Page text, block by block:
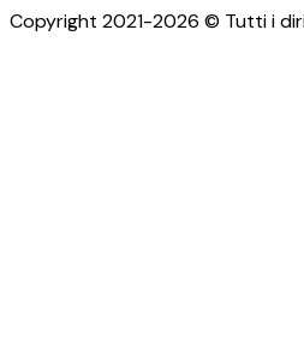
Copyright 2021-2026 © Tutti i